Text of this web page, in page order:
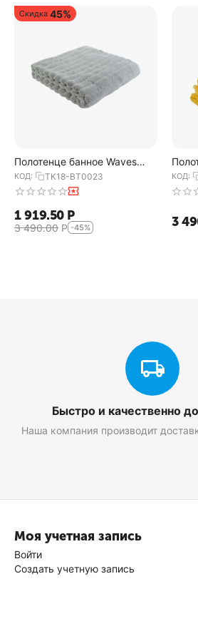
Скидка 45%
Полотенце банное Waves
серого цвета из коллекции
Essential, 70х140 см, Tkano
КОД: TK18-BT0023
1 919.50 Р
3 490.00 Р -45%
см,
КОД:
3
Быстро и качественно
Наша компания производит
Моя учетная запись
Войти
Создать учетную запись